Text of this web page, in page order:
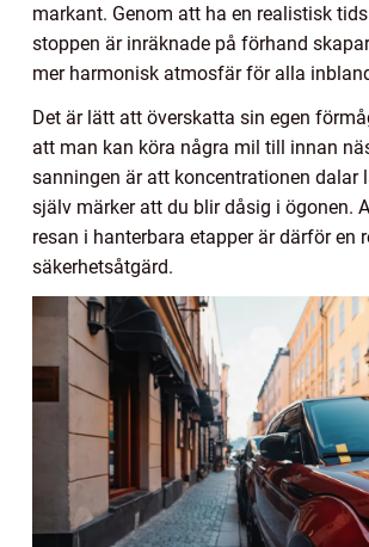
markant. Genom att ha en realistisk
stoppen är inräknade på förhand
mer harmonisk atmosfär för alla
Det är lätt att överskatta sin egen
att man kan köra några mil till innan
sanningen är att koncentrationen dalar
själv märker att du blir dåsig i ögonen.
resan i hanterbara etapper är därför en
säkerhetsåtgärd.